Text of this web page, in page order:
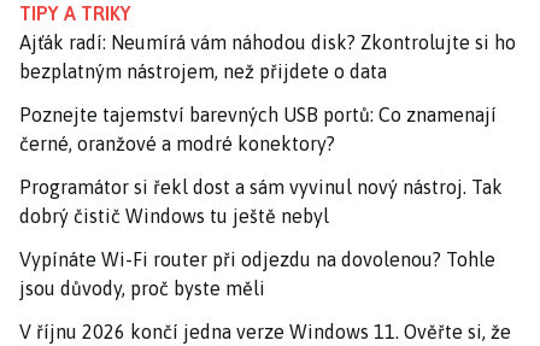
TIPY A TRIKY
Ajťák radí: Neumírá vám náhodou disk? Zkontrolujte si ho
bezplatným nástrojem, než přijdete o data
Poznejte tajemství barevných USB portů: Co znamenají
černé, oranžové a modré konektory?
Programátor si řekl dost a sám vyvinul nový nástroj. Tak
dobrý čistič Windows tu ještě nebyl
Vypínáte Wi-Fi router při odjezdu na dovolenou? Tohle
jsou důvody, proč byste měli
V říjnu 2026 končí jedna verze Windows 11. Ověřte si, že